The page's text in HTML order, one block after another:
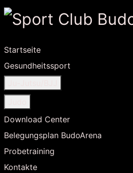
Startseite
Gesundheitssport
Download Center
Belegungsplan BudoArena
Probetraining
Kontakte